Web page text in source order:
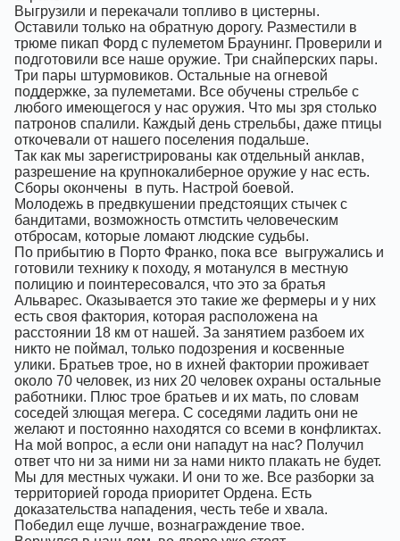
Выгрузили и перекачали топливо в цистерны.
Оставили только на обратную дорогу. Разместили в
трюме пикап Форд с пулеметом Браунинг. Проверили и
подготовили все наше оружие. Три снайперских пары.
Три пары штурмовиков. Остальные на огневой
поддержке, за пулеметами. Все обучены стрельбе с
любого имеющегося у нас оружия. Что мы зря столько
патронов спалили. Каждый день стрельбы, даже птицы
откочевали от нашего поселения подальше.
Так как мы зарегистрированы как отдельный анклав,
разрешение на крупнокалиберное оружие у нас есть.
Сборы окончены в путь. Настрой боевой.
Молодежь в предвкушении предстоящих стычек с
бандитами, возможность отмстить человеческим
отбросам, которые ломают людские судьбы.
По прибытию в Порто Франко, пока все выгружались и
готовили технику к походу, я мотанулся в местную
полицию и поинтересовался, что это за братья
Альварес. Оказывается это такие же фермеры и у них
есть своя фактория, которая расположена на
расстоянии 18 км от нашей. За занятием разбоем их
никто не поймал, только подозрения и косвенные
улики. Братьев трое, но в ихней фактории проживает
около 70 человек, из них 20 человек охраны остальные
работники. Плюс трое братьев и их мать, по словам
соседей злющая мегера. С соседями ладить они не
желают и постоянно находятся со всеми в конфликтах.
На мой вопрос, а если они нападут на нас? Получил
ответ что ни за ними ни за нами никто плакать не будет.
Мы для местных чужаки. И они то же. Все разборки за
территорией города приоритет Ордена. Есть
доказательства нападения, честь тебе и хвала.
Победил еще лучше, вознаграждение твое.